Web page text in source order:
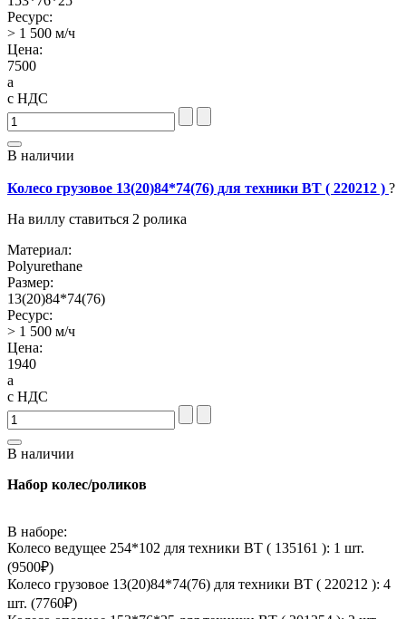
Ресурс:
> 1 500 м/ч
Цена:
7500
a
с НДС
В наличии
Колесо грузовое 13(20)84*74(76) для техники BT ( 220212 ) ?
На виллу ставиться 2 ролика
Материал:
Polyurethane
Размер:
13(20)84*74(76)
Ресурс:
> 1 500 м/ч
Цена:
1940
a
с НДС
В наличии
Набор колес/роликов
В наборе:
Колесо ведущее 254*102 для техники BT ( 135161 ): 1 шт.
(9500₽)
Колесо грузовое 13(20)84*74(76) для техники BT ( 220212 ): 4
шт. (7760₽)